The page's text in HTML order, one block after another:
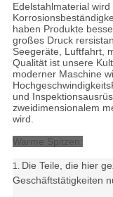
Edelstahlmaterial
haben Produkte
großes Druck
Seegeräte, Luftfahrt,
Qualität ist unsere
moderner Maschine
und
zweidimensionalem
wird.
Warme Spitzen:
1. Die Teile, die hier
Geschäftstätigkeiten